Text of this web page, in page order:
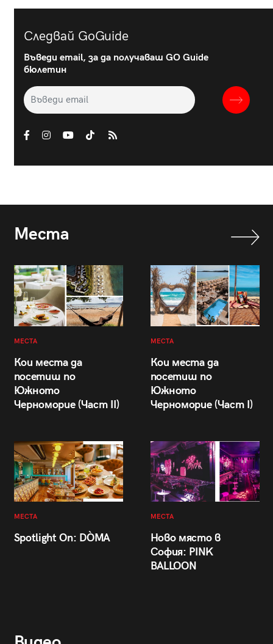
Следвай GoGuide
Въведи email, за да получаваш GO Guide
бюлетин
Места
МЕСТА
Кои места да
посетиш по
Южното
Черноморие (Част II)
МЕСТА
Кои места да
посетиш по
Южното
Черноморие (Част I)
МЕСТА
Spotlight On: DÒMA
МЕСТА
Ново място в
София: PINK
BALLOON